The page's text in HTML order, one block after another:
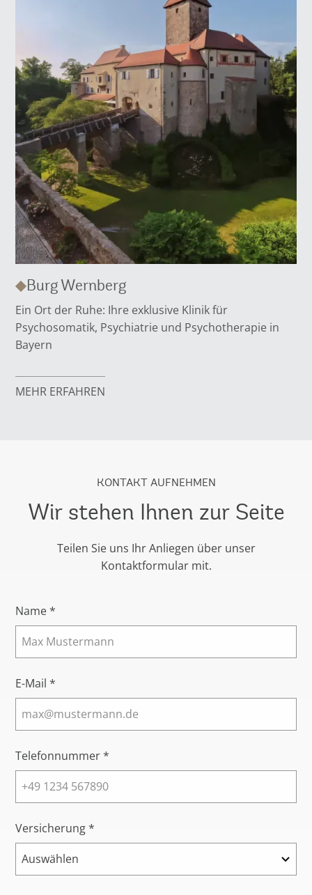
Burg Wernberg
Ein Ort der Ruhe: Ihre exklusive Klinik für
Psychosomatik, Psychiatrie und Psychotherapie in
Bayern
MEHR ERFAHREN
KONTAKT AUFNEHMEN
Wir stehen Ihnen zur Seite
Teilen Sie uns Ihr Anliegen über unser
Kontaktformular mit.
Name *
E-Mail *
Telefonnummer *
Versicherung *